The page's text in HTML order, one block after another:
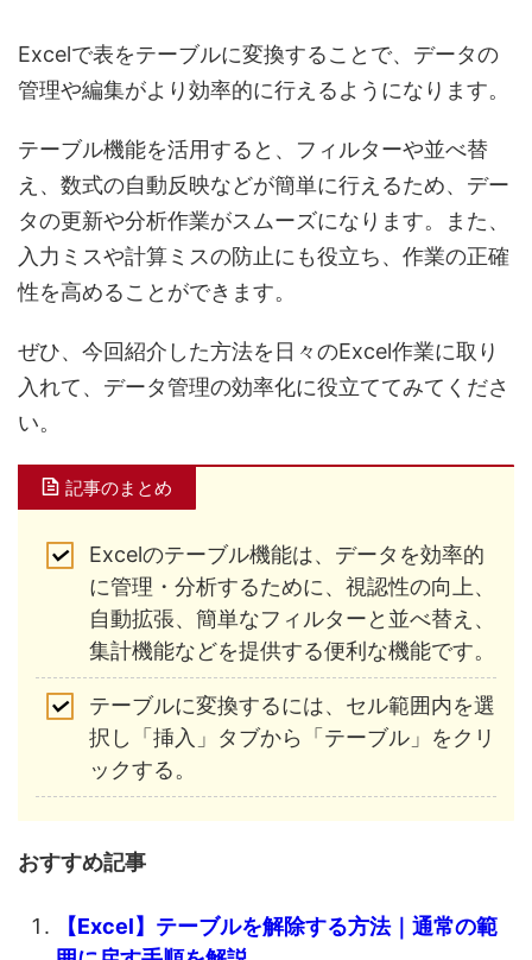
Excelで表をテーブルに変換することで、データの
管理や編集がより効率的に行えるようになります。
テーブル機能を活用すると、 フィルターや並べ替
え、数式の自動反映などが簡単に行えるため、デー
タの更新や分析作業がスムーズになります。また、
入力ミスや計算ミスの防止にも役立ち、作業の正確
性を高めることができます。
ぜひ、今回紹介した方法を日々のExcel作業に取り
入れて、データ管理の効率化に役立ててみてくださ
い。
記事のまとめ
Excelのテーブル機能は、データを効率的
に管理・分析するために、視認性の向上、
自動拡張、簡単なフィルターと並べ替え、
集計機能などを提供する便利な機能です。
テーブルに変換するには、セル範囲内を選
択し「挿入」タブから「テーブル」をクリ
ックする。
おすすめ記事
【Excel】テーブルを解除する方法｜通常の範